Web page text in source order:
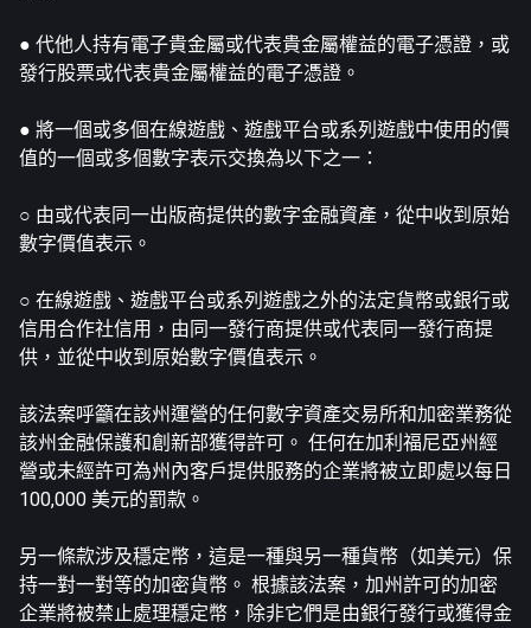
● 代他人持有電子貴金屬或代表貴金屬權益的電子憑證，或
發行股票或代表貴金屬權益的電子憑證。
● 將一個或多個在線遊戲、遊戲平台或系列遊戲中使用的價
值的一個或多個數字表示交換為以下之一：
○ 由或代表同一出版商提供的數字金融資產，從中收到原始
數字價值表示。
○ 在線遊戲、遊戲平台或系列遊戲之外的法定貨幣或銀行或
信用合作社信用，由同一發行商提供或代表同一發行商提
供，並從中收到原始數字價值表示。
該法案呼籲在該州運營的任何數字資產交易所和加密業務從
該州金融保護和創新部獲得許可。 任何在加利福尼亞州經
營或未經許可為州內客戶提供服務的企業將被立即處以每日
100,000 美元的罰款。
另一條款涉及穩定幣，這是一種與另一種貨幣（如美元）保
持一對一對等的加密貨幣。 根據該法案，加州許可的加密
企業將被禁止處理穩定幣，除非它們是由銀行發行或獲得金